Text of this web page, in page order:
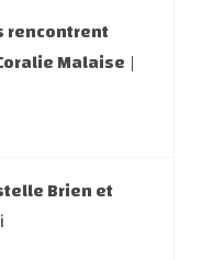
rencontrent
Malaise |
Brien et